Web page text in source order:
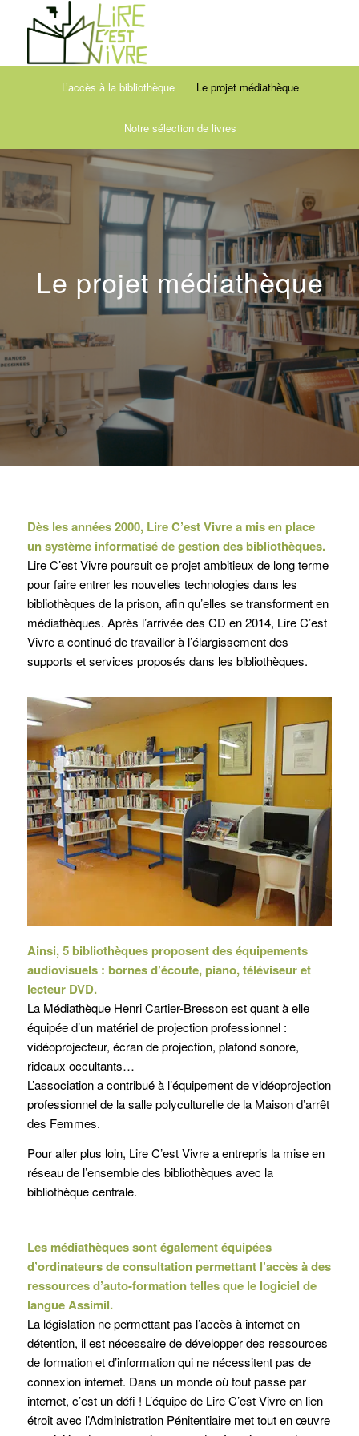
L’accès à la bibliothèque Le projet médiathèque
Notre sélection de livres
Le projet médiathèque
Dès les années 2000, Lire C’est Vivre a mis en place
un système informatisé de gestion des bibliothèques.
Lire C’est Vivre poursuit ce projet ambitieux de long terme
pour faire entrer les nouvelles technologies dans les
bibliothèques de la prison, afin qu’elles se transforment en
médiathèques. Après l’arrivée des CD en 2014, Lire C’est
Vivre a continué de travailler à l’élargissement des
supports et services proposés dans les bibliothèques.
Ainsi, 5 bibliothèques proposent des équipements
audiovisuels : bornes d’écoute, piano, téléviseur et
lecteur DVD.
La Médiathèque Henri Cartier-Bresson est quant à elle
équipée d’un matériel de projection professionnel :
vidéoprojecteur, écran de projection, plafond sonore,
rideaux occultants…
L’association a contribué à l’équipement de vidéoprojection
professionnel de la salle polyculturelle de la Maison d’arrêt
des Femmes.
Pour aller plus loin, Lire C’est Vivre a entrepris la mise en
réseau de l’ensemble des bibliothèques avec la
bibliothèque centrale.
Les médiathèques sont également équipées
d’ordinateurs de consultation permettant l’accès à des
ressources d’auto-formation telles que le logiciel de
langue Assimil.
La législation ne permettant pas l’accès à internet en
détention, il est nécessaire de développer des ressources
de formation et d’information qui ne nécessitent pas de
connexion internet. Dans un monde où tout passe par
internet, c’est un défi ! L’équipe de Lire C’est Vivre en lien
étroit avec l’Administration Pénitentiaire met tout en œuvre